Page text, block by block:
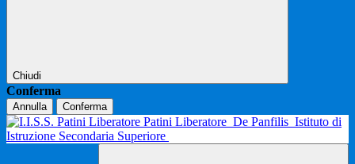
Chiudi
Conferma
Annulla Conferma
Patini Liberatore De Panfilis Istituto di
Istruzione Secondaria Superiore